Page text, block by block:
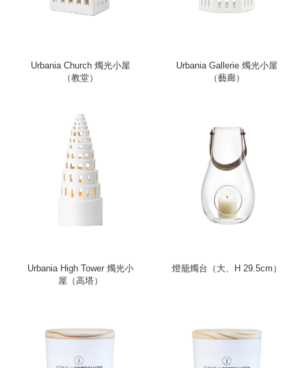
Urbania Church 燭光小屋
（教堂）
Urbania Gallerie 燭光小屋
（藝廊）
Urbania High Tower 燭光小
屋（高塔）
燈籠燭台（大、H 29.5cm）